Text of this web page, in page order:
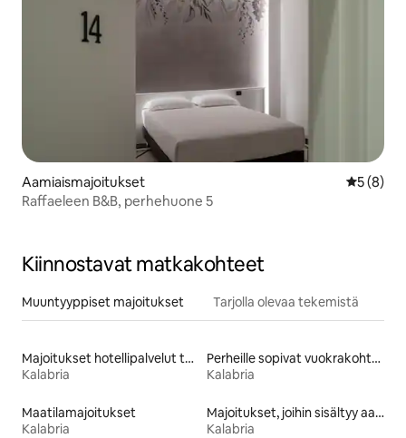
Aamiaismajoitukset
5 (8)
Raffaeleen B&B, perhehuone 5
Kiinnostavat matkakohteet
Muuntyyppiset majoitukset Tarjolla olevaa tekemistä
Majoitukset hotellipalvelut tarjoavissa huoneistoissa
Kalabria
Perheille sopivat vuokrakohteet
Kalabria
Maatilamajoitukset
Kalabria
Majoitukset, joihin sisältyy aamiainen
Kalabria